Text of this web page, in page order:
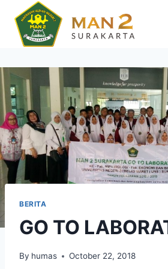
content
BERITA
GO TO
By humas October 22, 2018